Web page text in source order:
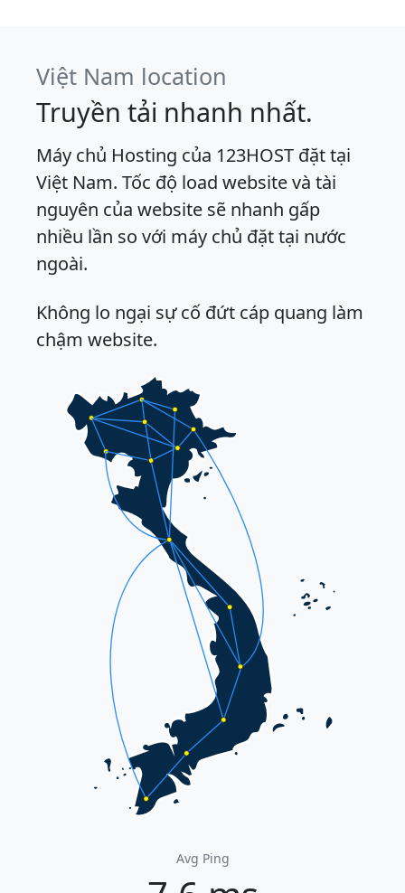
Việt Nam location
Truyền tải nhanh nhất.
Máy chủ Hosting của 123HOST đặt tại
Việt Nam. Tốc độ load website và tài
nguyên của website sẽ nhanh gấp
nhiều lần so với máy chủ đặt tại nước
ngoài.
Không lo ngại sự cố đứt cáp quang làm
chậm website.
Avg Ping